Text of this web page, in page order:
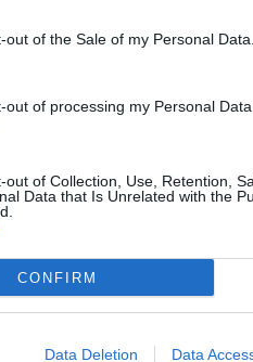
out of the Sale of my Personal Data.
out of processing my Personal
out of Collection, Use, Retention,
Data that Is Unrelated with the
CONFIRM
Data Deletion Data